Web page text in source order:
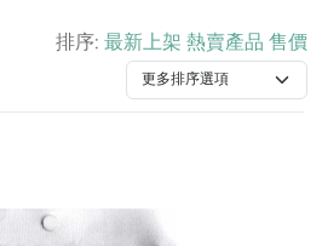
排序: 最新上架 熱賣產品 售價